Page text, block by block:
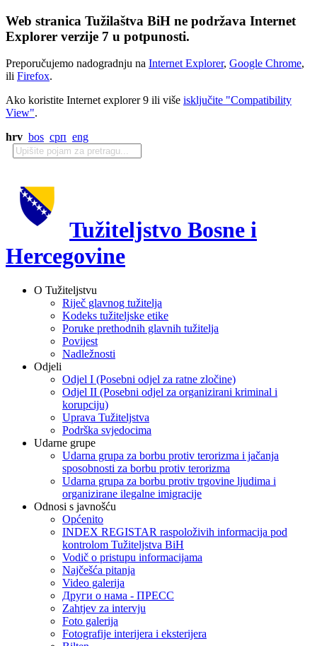
Web stranica Tužilaštva BiH ne podržava Internet
Explorer verzije 7 u potpunosti.
Preporučujemo nadogradnju na Internet Explorer, Google Chrome,
ili Firefox.
Ako koristite Internet explorer 9 ili više isključite "Compatibility
View".
hrv bos срп eng
Tužiteljstvo Bosne i
Hercegovine
O Tužiteljstvu
Riječ glavnog tužitelja
Kodeks tužiteljske etike
Poruke prethodnih glavnih tužitelja
Povijest
Nadležnosti
Odjeli
Odjel I (Posebni odjel za ratne zločine)
Odjel II (Posebni odjel za organizirani kriminal i
korupciju)
Uprava Tužiteljstva
Podrška svjedocima
Udarne grupe
Udarna grupa za borbu protiv terorizma i jačanja
sposobnosti za borbu protiv terorizma
Udarna grupa za borbu protiv trgovine ljudima i
organizirane ilegalne imigracije
Odnosi s javnošću
Općenito
INDEX REGISTAR raspoloživih informacija pod
kontrolom Tužiteljstva BiH
Vodič o pristupu informacijama
Najčešća pitanja
Video galerija
Други о нама - ПРЕСC
Zahtjev za intervju
Foto galerija
Fotografije interijera i eksterijera